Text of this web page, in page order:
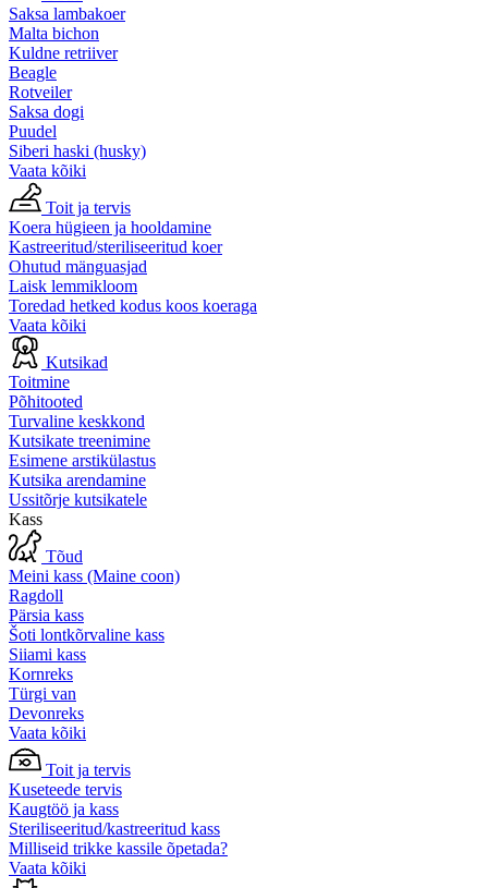
Saksa lambakoer
Malta bichon
Kuldne retriiver
Beagle
Rotveiler
Saksa dogi
Puudel
Siberi haski (husky)
Vaata kõiki
Toit ja tervis
Koera hügieen ja hooldamine
Kastreeritud/steriliseeritud koer
Ohutud mänguasjad
Laisk lemmikloom
Toredad hetked kodus koos koeraga
Vaata kõiki
Kutsikad
Toitmine
Põhitooted
Turvaline keskkond
Kutsikate treenimine
Esimene arstikülastus
Kutsika arendamine
Ussitõrje kutsikatele
Kass
Tõud
Meini kass (Maine coon)
Ragdoll
Pärsia kass
Šoti lontkõrvaline kass
Siiami kass
Kornreks
Türgi van
Devonreks
Vaata kõiki
Toit ja tervis
Kuseteede tervis
Kaugtöö ja kass
Steriliseeritud/kastreeritud kass
Milliseid trikke kassile õpetada?
Vaata kõiki